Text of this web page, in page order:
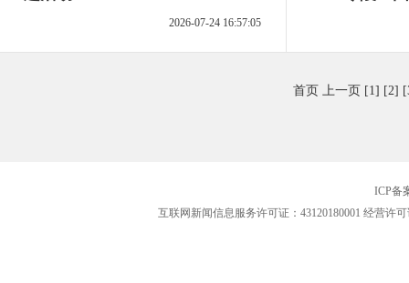
2026-07-24 16:57:05
首页 上一页 [1] [2]
ICP备
互联网新闻信息服务许可证：43120180001 经营许可